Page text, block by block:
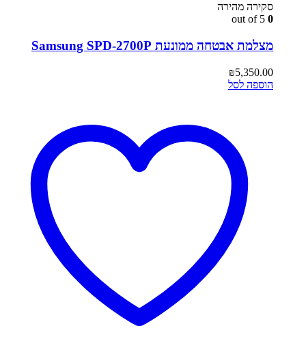
סקירה מהירה
0
מצלמת אבטחה ממונעת Samsung SPD-2700P
₪5,350.00
הוספה לסל